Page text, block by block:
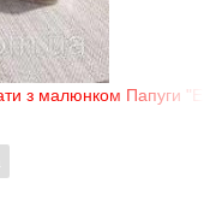
з малюнком Папуги